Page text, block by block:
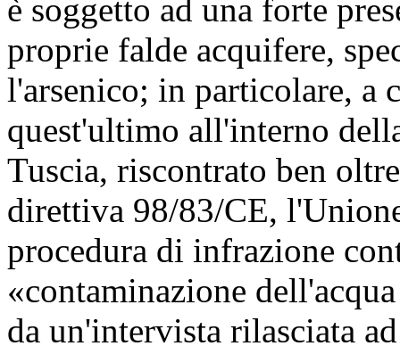
è soggetto ad una forte
proprie falde acquifere,
l'arsenico; in particolare, a
quest'ultimo all'interno
Tuscia, riscontrato ben
direttiva 98/83/CE,
procedura di infrazione
«contaminazione
da un'intervista rilasciata